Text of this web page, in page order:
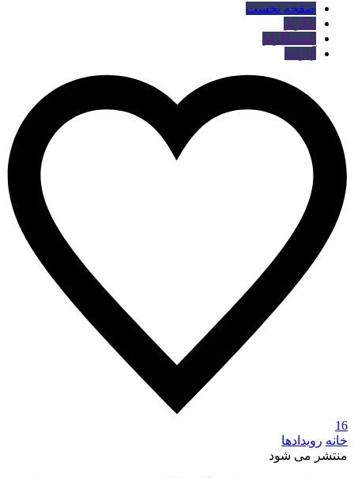
صفحه نخست
تلگرام
اینستاگرام
آپارات
16
خانه رویدادها
منتشر می شود